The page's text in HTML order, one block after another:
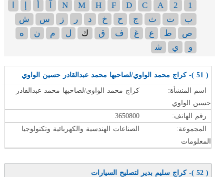
1
2
A
C
D
F
H
M
N
ب
ت ث ج ح خ د ر ز س
ش
ص
ط ع غ ف ق ك ل م ن
ه
و
ي ﺷ
( 51 )- كراج محمد الواوي/لصاحبها محمد عبدالقادر حسين الواوي
اسم المنشأة:
كراج محمد الواوي/لصاحبها محمد عبدالقادر
حسين الواوي
رقم الهاتف:
3650800
المجموعة:
الصناعات الهندسية والكهربائية وتكنولوجيا
المعلومات
( 52 )- كراج سليم بدير لتصليح السيارات
الصفحات